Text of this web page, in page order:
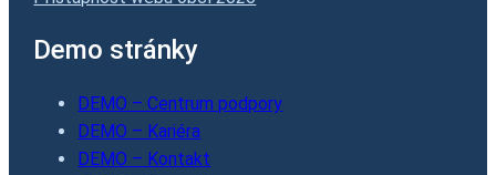
Demo stránky
DEMO – Centrum podpory
DEMO – Kariéra
DEMO – Kontakt